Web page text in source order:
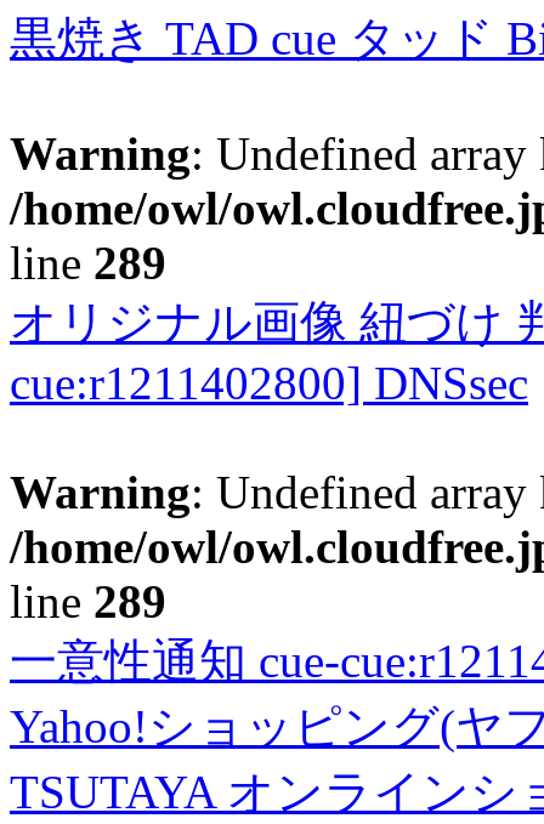
黒焼き TAD cue タッド
Warning: Undefined
/home/owl/
line 289
オリジナル画像 紐づけ
cue:r1211402800] DNSsec
Warning: Undefined
/home/owl/
line 289
一意性通知 cue-
Yahoo!ショッピング(ヤ
TSUTAYA オンラインシ